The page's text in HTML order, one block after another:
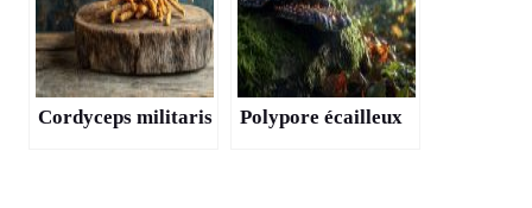
Cordyceps militaris Polypore écailleux